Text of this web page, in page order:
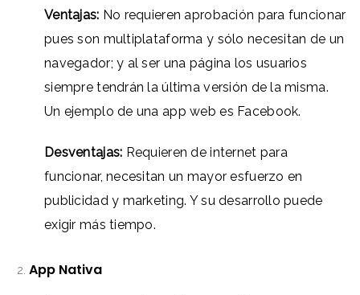
Ventajas: No requieren aprobación para funcionar
pues son multiplataforma y sólo necesitan de un
navegador; y al ser una página los usuarios
siempre tendrán la última versión de la misma.
Un ejemplo de una app web es Facebook.
Desventajas: Requieren de internet para
funcionar, necesitan un mayor esfuerzo en
publicidad y marketing. Y su desarrollo puede
exigir más tiempo.
App Nativa